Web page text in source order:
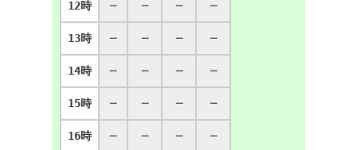
12時 ─ ─ ─ ─
13時 ─ ─ ─ ─
14時 ─ ─ ─ ─
15時 ─ ─ ─ ─
16時 ─ ─ ─ ─